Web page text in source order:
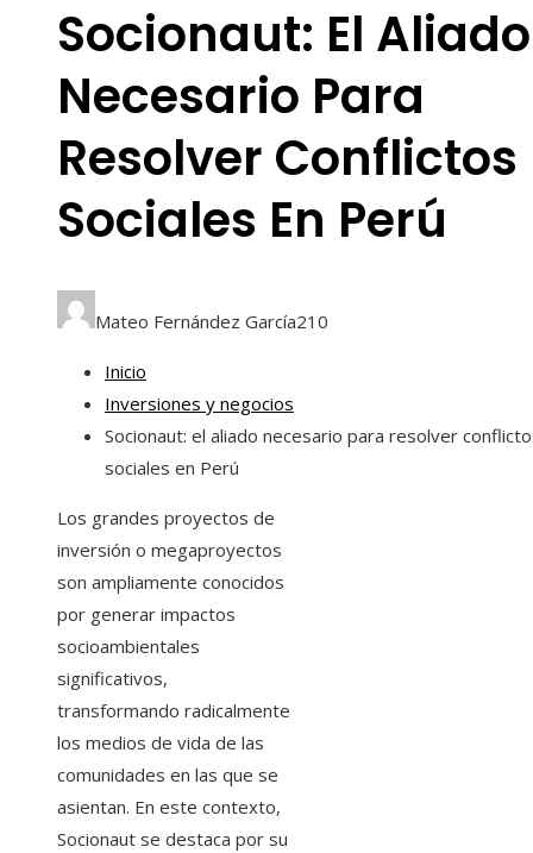
Socionaut: El Aliado
Necesario Para
Resolver Conflictos
Sociales En Perú
Mateo Fernández García210
Inicio
Inversiones y negocios
Socionaut: el aliado necesario para resolver
sociales en Perú
Los grandes proyectos de
inversión o megaproyectos
son ampliamente conocidos
por generar impactos
socioambientales
significativos,
transformando radicalmente
los medios de vida de las
comunidades en las que se
asientan. En este contexto,
Socionaut se destaca por su